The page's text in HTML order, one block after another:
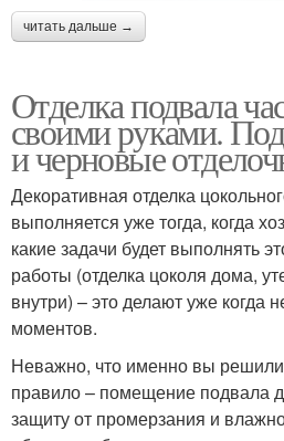
читать дальше →
Отделка подвала
своими руками.
и черновые
Декоративная отделка
выполняется уже тогда, когда
какие задачи будет выполнять
работы (отделка цоколя дома,
внутри) – это делают уже когда
моментов.
Неважно, что именно вы
правило – помещение подвала
защиту от промерзания и